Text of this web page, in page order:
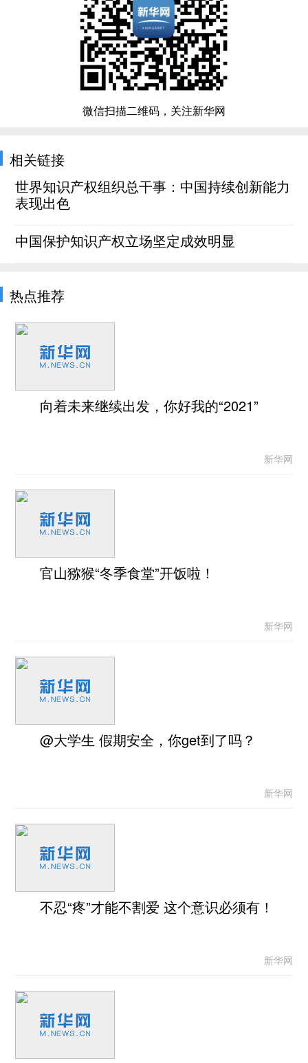
微信扫描二维码，关注新华网
相关链接
世界知识产权组织总干事：中国持续创新能力
表现出色
中国保护知识产权立场坚定成效明显
热点推荐
向着未来继续出发，你好我的“2021”
新华网
官山猕猴“冬季食堂”开饭啦！
新华网
@大学生 假期安全，你get到了吗？
新华网
不忍“疼”才能不割爱 这个意识必须有！
新华网